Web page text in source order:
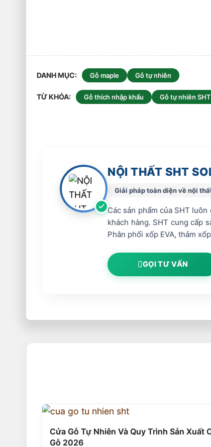
DANH MỤC Gỗ maple Gỗ tự nhiên
TỪ KHÓA Gỗ thích nhập khẩu Gỗ tự nhiên SHT
NỘI THẤT SHT
Giải pháp toàn diện về nội
Các sản phẩm của SHT
khách hàng. SHT cung cấp
Phân phối xốp EVA, thảm
GỌI TƯ VẤN
Cửa Gỗ Tự Nhiên Và Quy Trình Sản Xuất
Gỗ 2026